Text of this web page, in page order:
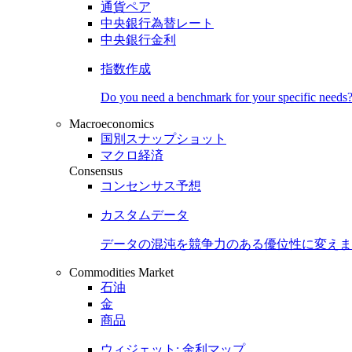
通貨ペア
中央銀行為替レート
中央銀行金利
指数作成
Do you need a benchmark for your specific needs?
Macroeconomics
国別スナップショット
マクロ経済
Consensus
コンセンサス予想
カスタムデータ
データの混沌を競争力のある優位性に変え
Commodities Market
石油
金
商品
ウィジェット: 金利マップ